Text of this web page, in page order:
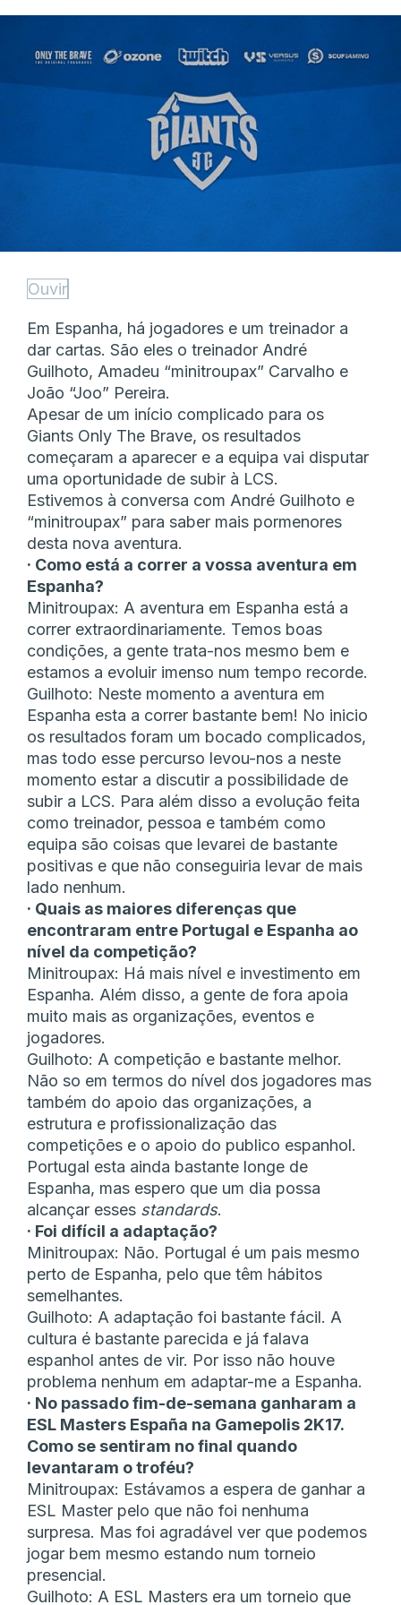
Ouvir
Em Espanha, há jogadores e um treinador a
dar cartas. São eles o treinador André
Guilhoto, Amadeu “minitroupax” Carvalho e
João “Joo” Pereira.
Apesar de um início complicado para os
Giants Only The Brave, os resultados
começaram a aparecer e a equipa vai disputar
uma oportunidade de subir à LCS.
Estivemos à conversa com André Guilhoto e
“minitroupax” para saber mais pormenores
desta nova aventura.
· Como está a correr a vossa aventura em
Espanha?
Minitroupax: A aventura em Espanha está a
correr extraordinariamente. Temos boas
condições, a gente trata-nos mesmo bem e
estamos a evoluir imenso num tempo recorde.
Guilhoto: Neste momento a aventura em
Espanha esta a correr bastante bem! No inicio
os resultados foram um bocado complicados,
mas todo esse percurso levou-nos a neste
momento estar a discutir a possibilidade de
subir a LCS. Para além disso a evolução feita
como treinador, pessoa e também como
equipa são coisas que levarei de bastante
positivas e que não conseguiria levar de mais
lado nenhum.
· Quais as maiores diferenças que
encontraram entre Portugal e Espanha ao
nível da competição?
Minitroupax: Há mais nível e investimento em
Espanha. Além disso, a gente de fora apoia
muito mais as organizações, eventos e
jogadores.
Guilhoto: A competição e bastante melhor.
Não so em termos do nível dos jogadores mas
também do apoio das organizações, a
estrutura e profissionalização das
competições e o apoio do publico espanhol.
Portugal esta ainda bastante longe de
Espanha, mas espero que um dia possa
alcançar esses standards.
· Foi difícil a adaptação?
Minitroupax: Não. Portugal é um pais mesmo
perto de Espanha, pelo que têm hábitos
semelhantes.
Guilhoto: A adaptação foi bastante fácil. A
cultura é bastante parecida e já falava
espanhol antes de vir. Por isso não houve
problema nenhum em adaptar-me a Espanha.
· No passado fim-de-semana ganharam a
ESL Masters España na Gamepolis 2K17.
Como se sentiram no final quando
levantaram o troféu?
Minitroupax: Estávamos a espera de ganhar a
ESL Master pelo que não foi nenhuma
surpresa. Mas foi agradável ver que podemos
jogar bem mesmo estando num torneio
presencial.
Guilhoto: A ESL Masters era um torneio que